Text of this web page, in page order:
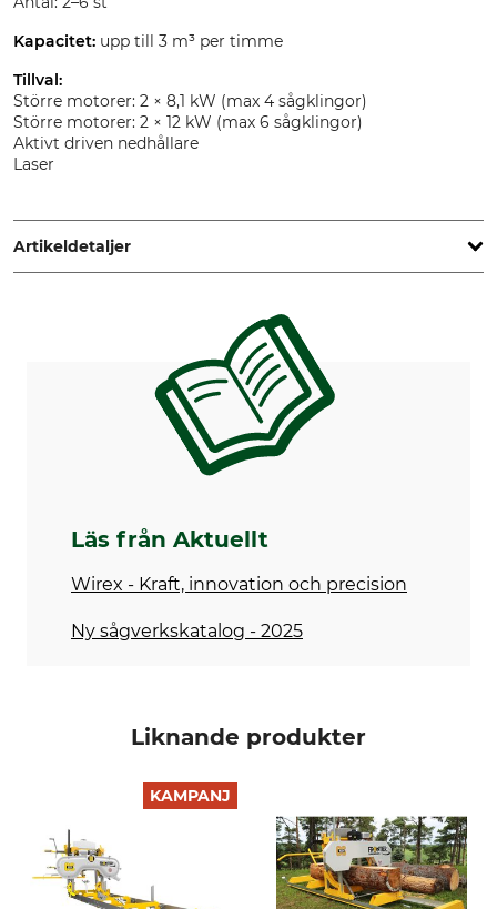
Kapacitet: upp till 3 m³ per timme
Tillval:
Större motorer: 2 × 8,1 kW (max 4 sågklingor)
Större motorer: 2 × 12 kW (max 6 sågklingor)
Aktivt driven nedhållare
Laser
Artikeldetaljer
Sågverk
Läs från Aktuellt
Wirex - Kraft, innovation och precision
Ny sågverkskatalog - 2025
Liknande produkter
KAMPANJ